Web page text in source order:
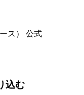
ス） 公式
込む